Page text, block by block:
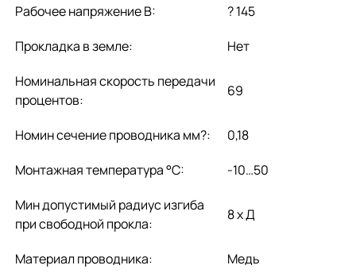
Рабочее напряжение В:
? 145
Прокладка в земле:
Нет
Номинальная скорость передачи
процентов:
69
Номин сечение проводника мм?:
0,18
Монтажная температура °C:
-10…50
Мин допустимый радиус изгиба
при свободной прокла:
8 x Д
Материал проводника:
Медь